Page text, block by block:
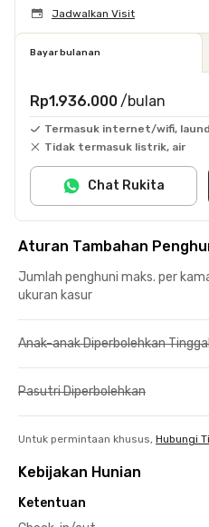
Jadwalkan Visit
Bayar bulanan
Rp1.936.000 /bulan
Termasuk internet/wifi,
Tidak termasuk listrik, air
Chat Rukita
Aturan Tambahan
Jumlah penghuni maks. per
ukuran kasur
Anak-anak Diperbolehkan
Pasutri Diperbolehkan
Untuk permintaan khusus, Hubungi
Kebijakan Hunian
Ketentuan